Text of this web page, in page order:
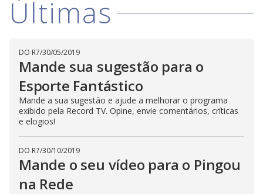
i
d
e
o
Últimas
DO R7/30/05/2019
Mande sua sugestão para o
Esporte Fantástico
Mande a sua sugestão e ajude a melhorar o programa
exibido pela Record TV. Opine, envie comentários, críticas
e elogios!
DO R7/30/10/2019
Mande o seu vídeo para o Pingou
na Rede